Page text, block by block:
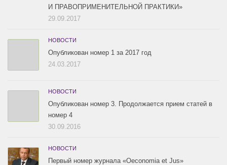
И ПРАВОПРИМЕНИТЕЛЬНОЙ ПРАКТИКИ»
29.09.2017
НОВОСТИ
Опубликован номер 1 за 2017 год
24.03.2017
НОВОСТИ
Опубликован номер 3. Продолжается прием статей в
номер 4
30.09.2016
НОВОСТИ
Первый номер журнала «Oeconomia et Jus»